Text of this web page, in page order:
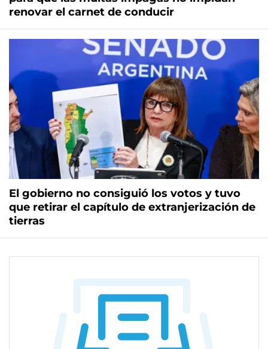
renovar el carnet de conducir
El gobierno no consiguió los votos y tuvo
que retirar el capítulo de extranjerización de
tierras